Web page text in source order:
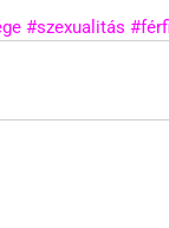
#szexualitás